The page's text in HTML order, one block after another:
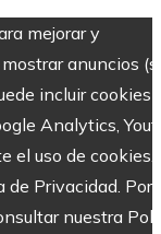
mejorar y
anuncios
incluir cookies
Analytics,
el uso de cookies.
de Privacidad. Por
nuestra